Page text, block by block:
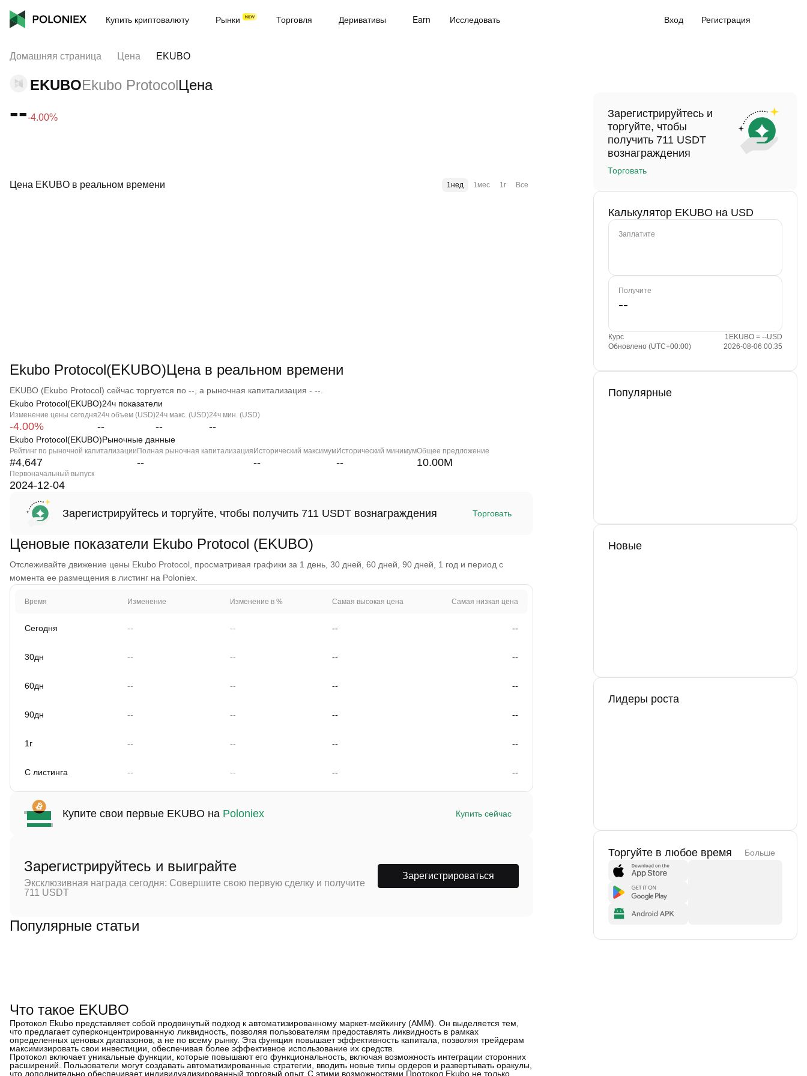
Купить криптовалюту Рынки Торговля Деривативы Earn Исследовать Вход Регистрация
Домашняя страница Цена EKUBO
EKUBOEkubo ProtocolЦена
---4.00%
Цена EKUBO в реальном времени 1нед 1мес 1г Все
Ekubo Protocol(EKUBO)Цена в реальном времени
EKUBO (Ekubo Protocol) сейчас торгуется по --, а рыночная капитализация - --.
Ekubo Protocol(EKUBO)24ч показатели
Изменение цены сегодня
-4.00%
24ч объем (USD)
--
24ч макс. (USD)
--
24ч мин. (USD)
--
Ekubo Protocol(EKUBO)Рыночные данные
Рейтинг по рыночной капитализации
#4,647
Полная рыночная капитализация
--
Исторический максимум
--
Исторический минимум
--
Общее предложение
10.00M
Первоначальный выпуск
2024-12-04
Зарегистрируйтесь и торгуйте, чтобы получить 711 USDT вознаграждения Торговать
Ценовые показатели Ekubo Protocol (EKUBO)
Отслеживайте движение цены Ekubo Protocol, просматривая графики за 1 день, 30 дней, 60 дней, 90 дней, 1 год и период с
момента ее размещения в листинг на Poloniex.
Время Изменение Изменение в % Самая высокая цена Самая низкая цена
Сегодня -- -- -- --
30дн -- -- -- --
60дн -- -- -- --
90дн -- -- -- --
1г -- -- -- --
С листинга -- -- -- --
Купите свои первые EKUBO на Poloniex Купить сейчас
Зарегистрируйтесь и выиграйте
Эксклюзивная награда сегодня: Совершите свою первую сделку и получите
711 USDT
Зарегистрироваться
Популярные статьи
Что такое EKUBO
Протокол Ekubo представляет собой продвинутый подход к автоматизированному маркет-мейкингу (AMM). Он выделяется тем,
что предлагает суперконцентрированную ликвидность, позволяя пользователям предоставлять ликвидность в рамках
определенных ценовых диапазонов, а не по всему рынку. Эта функция повышает эффективность капитала, позволяя трейдерам
максимизировать свои инвестиции, обеспечивая более эффективное использование их средств.
Протокол включает уникальные функции, которые повышают его функциональность, включая возможность интеграции сторонних
расширений. Пользователи могут создавать автоматизированные стратегии, вводить новые типы ордеров и развертывать оракулы,
что дополнительно обеспечивает индивидуализированный торговый опыт. С этими возможностями Протокол Ekubo не только
Зарегистрируйтесь и
торгуйте, чтобы
получить 711 USDT
вознаграждения
Торговать
Калькулятор EKUBO на USD
Заплатите
Получите
Курс
1EKUBO = --USD
Обновлено (UTC+00:00)
2026-08-06 00:35
Популярные
Новые
Лидеры роста
Торгуйте в любое время Больше